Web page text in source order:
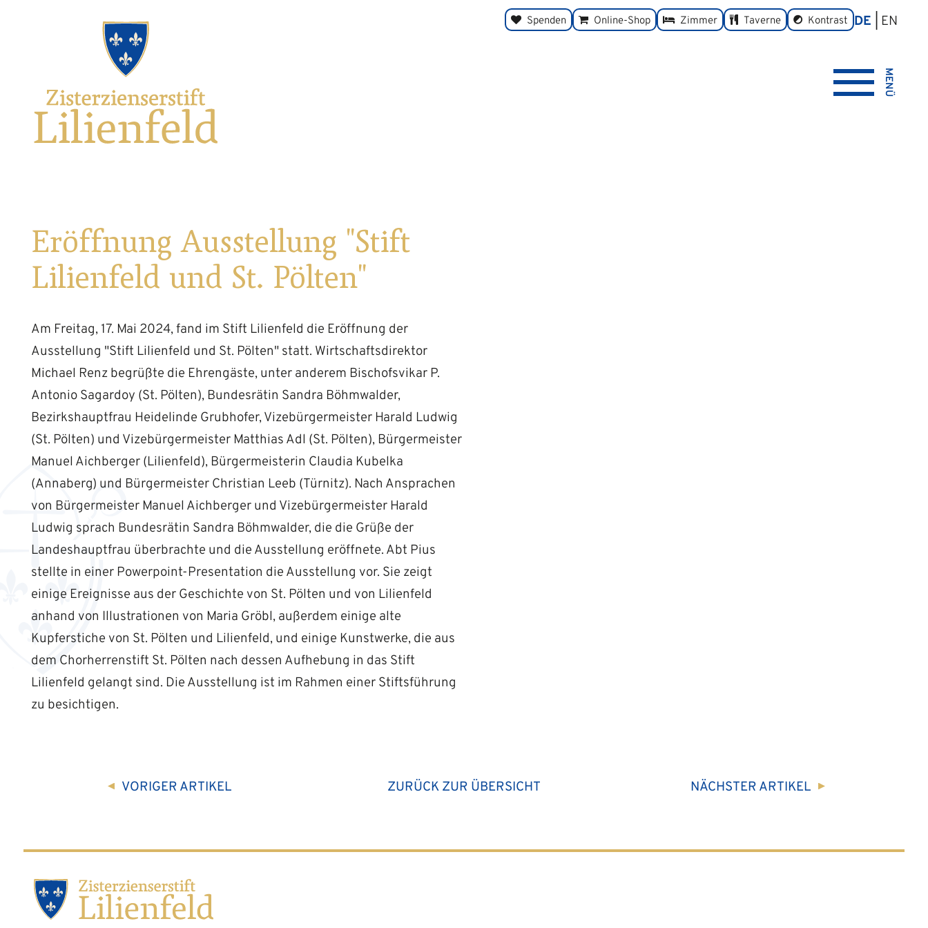
Spenden Online-Shop Zimmer Taverne Kontrast umschalten
DE EN
Zisterzienserstift
verlinkt
zur
Startseite
MENÜ
Eröffnung Ausstellung "Stift
Lilienfeld und St. Pölten"
Am Freitag, 17. Mai 2024, fand im Stift Lilienfeld die Eröffnung der
Ausstellung "Stift Lilienfeld und St. Pölten" statt. Wirtschaftsdirektor
Michael Renz begrüßte die Ehrengäste, unter anderem Bischofsvikar P.
Antonio Sagardoy (St. Pölten), Bundesrätin Sandra Böhmwalder,
Bezirkshauptfrau Heidelinde Grubhofer, Vizebürgermeister Harald Ludwig
(St. Pölten) und Vizebürgermeister Matthias Adl (St. Pölten), Bürgermeister
Manuel Aichberger (Lilienfeld), Bürgermeisterin Claudia Kubelka
(Annaberg) und Bürgermeister Christian Leeb (Türnitz). Nach Ansprachen
von Bürgermeister Manuel Aichberger und Vizebürgermeister Harald
Ludwig sprach Bundesrätin Sandra Böhmwalder, die die Grüße der
Landeshauptfrau überbrachte und die Ausstellung eröffnete. Abt Pius
stellte in einer Powerpoint-Presentation die Ausstellung vor. Sie zeigt
einige Ereignisse aus der Geschichte von St. Pölten und von Lilienfeld
anhand von Illustrationen von Maria Gröbl, außerdem einige alte
Kupferstiche von St. Pölten und Lilienfeld, und einige Kunstwerke, die aus
dem Chorherrenstift St. Pölten nach dessen Aufhebung in das Stift
Lilienfeld gelangt sind. Die Ausstellung ist im Rahmen einer Stiftsführung
zu besichtigen.
VORIGER ARTIKEL ZURÜCK ZUR ÜBERSICHT NÄCHSTER ARTIKEL